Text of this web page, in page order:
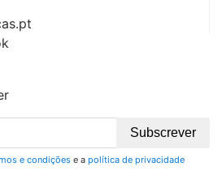
Subscrever
e condições e a política de privacidade